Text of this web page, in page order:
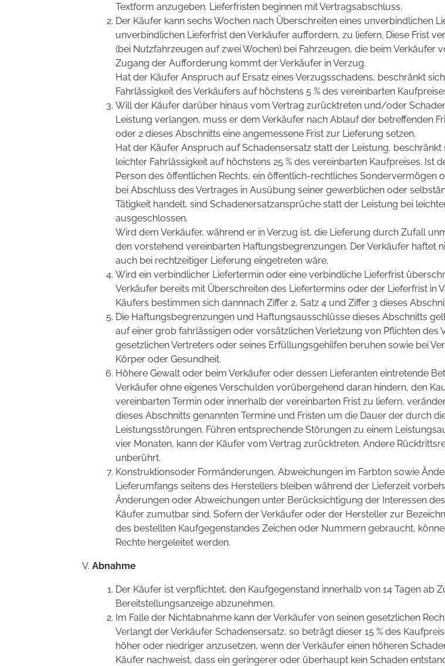
Textform anzugeben. Lieferfristen beginnen mit Vertragsabschluss.
Der Käufer kann sechs Wochen nach Überschreiten eines unverbindlichen
unverbindlichen Lieferfrist den Verkäufer auffordern, zu liefern. Diese Frist
(bei Nutzfahrzeugen auf zwei Wochen) bei Fahrzeugen, die beim Verkäufer
Zugang der Aufforderung kommt der Verkäufer in Verzug.
Hat der Käufer Anspruch auf Ersatz eines Verzugsschadens, beschränkt
Fahrlässigkeit des Verkäufers auf höchstens 5 % des vereinbarten
Will der Käufer darüber hinaus vom Vertrag zurücktreten und/oder
Leistung verlangen, muss er dem Verkäufer nach Ablauf der betreffenden
oder 2 dieses Abschnitts eine angemessene Frist zur Lieferung setzen.
Hat der Käufer Anspruch auf Schadensersatz statt der Leistung,
leichter Fahrlässigkeit auf höchstens 25 % des vereinbarten Kaufpreises. Ist
Person des öffentlichen Rechts, ein öffentlich-rechtliches Sondervermögen
bei Abschluss des Vertrages in Ausübung seiner gewerblichen oder
Tätigkeit handelt, sind Schadenersatzansprüche statt der Leistung bei
ausgeschlossen.
Wird dem Verkäufer, während er in Verzug ist, die Lieferung durch Zufall
den vorstehend vereinbarten Haftungsbegrenzungen. Der Verkäufer haftet
auch bei rechtzeitiger Lieferung eingetreten wäre.
Wird ein verbindlicher Liefertermin oder eine verbindliche Lieferfrist
Verkäufer bereits mit Überschreiten des Liefertermins oder der Lieferfrist in
Käufers bestimmen sich dannnach Ziffer 2, Satz 4 und Ziffer 3 dieses
Die Haftungsbegrenzungen und Haftungsausschlüsse dieses Abschnitts
auf einer grob fahrlässigen oder vorsätzlichen Verletzung von Pflichten des
gesetzlichen Vertreters oder seines Erfüllungsgehilfen beruhen sowie bei
Körper oder Gesundheit.
Höhere Gewalt oder beim Verkäufer oder dessen Lieferanten eintretende
Verkäufer ohne eigenes Verschulden vorübergehend daran hindern, den
vereinbarten Termin oder innerhalb der vereinbarten Frist zu liefern,
dieses Abschnitts genannten Termine und Fristen um die Dauer der durch
Leistungsstörungen. Führen entsprechende Störungen zu einem
vier Monaten, kann der Käufer vom Vertrag zurücktreten. Andere
unberührt.
Konstruktionsoder Formänderungen, Abweichungen im Farbton sowie
Lieferumfangs seitens des Herstellers bleiben während der Lieferzeit
Änderungen oder Abweichungen unter Berücksichtigung der Interessen
Käufer zumutbar sind. Sofern der Verkäufer oder der Hersteller zur
des bestellten Kaufgegenstandes Zeichen oder Nummern gebraucht,
Rechte hergeleitet werden.
Abnahme
Der Käufer ist verpflichtet, den Kaufgegenstand innerhalb von 14 Tagen ab
Bereitstellungsanzeige abzunehmen.
Im Falle der Nichtabnahme kann der Verkäufer von seinen gesetzlichen
Verlangt der Verkäufer Schadensersatz, so beträgt dieser 15 % des
höher oder niedriger anzusetzen, wenn der Verkäufer einen höheren
Käufer nachweist, dass ein geringerer oder überhaupt kein Schaden